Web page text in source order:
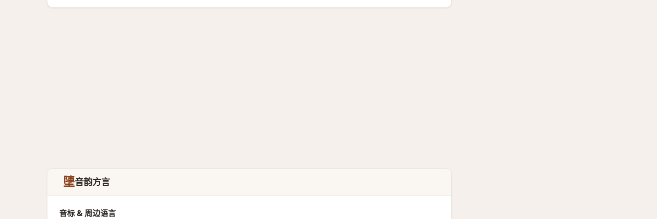
塦音韵方言
音标 & 周边语言